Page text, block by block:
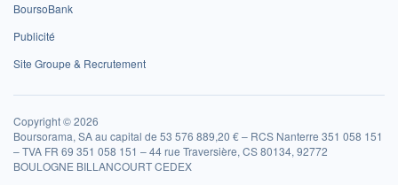
BoursoBank
Publicité
Site Groupe & Recrutement
Copyright © 2026
Boursorama, SA au capital de 53 576 889,20 € – RCS Nanterre 351 058 151
– TVA FR 69 351 058 151 – 44 rue Traversière, CS 80134, 92772
BOULOGNE BILLANCOURT CEDEX